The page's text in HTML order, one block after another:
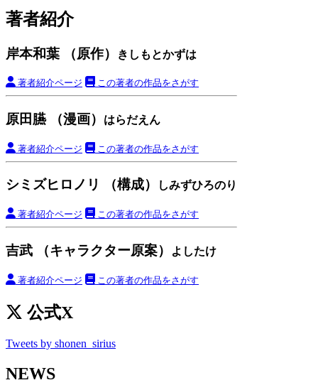
著者紹介
岸本和葉 （原作） きしもとかずは
著者紹介ページ この著者の作品をさがす
原田臙 （漫画） はらだえん
著者紹介ページ この著者の作品をさがす
シミズヒロノリ （構成） しみずひろのり
著者紹介ページ この著者の作品をさがす
吉武 （キャラクター原案） よしたけ
著者紹介ページ この著者の作品をさがす
公式X
Tweets by shonen_sirius
NEWS